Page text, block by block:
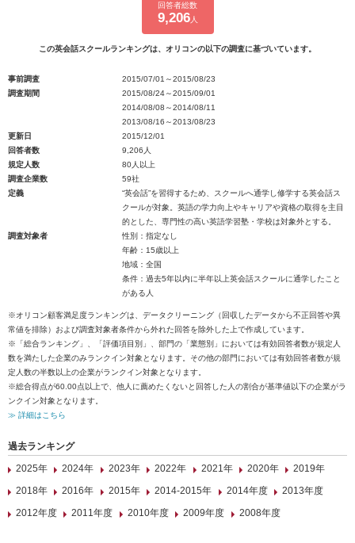
回答者総数
9,206人
この英会話スクールランキングは、オリコンの以下の調査に基づいています。
事前調査
2015/07/01～2015/08/23
調査期間
2015/08/24～2015/09/01
2014/08/08～2014/08/11
2013/08/16～2013/08/23
更新日
2015/12/01
回答者数
9,206人
規定人数
80人以上
調査企業数
59社
定義
“英会話”を習得するため、スクールへ通学し修学する英会話ス
クールが対象。英語の学力向上やキャリアや資格の取得を主目
的とした、専門性の高い英語学習塾・学校は対象外とする。
調査対象者
性別：指定なし
年齢：15歳以上
地域：全国
条件：過去5年以内に半年以上英会話スクールに通学したこと
がある人
※オリコン顧客満足度ランキングは、データクリーニング（回収したデータから不正回答や異
常値を排除）および調査対象者条件から外れた回答を除外した上で作成しています。
※「総合ランキング」、「評価項目別」、部門の「業態別」においては有効回答者数が規定人
数を満たした企業のみランクイン対象となります。その他の部門においては有効回答者数が規
定人数の半数以上の企業がランクイン対象となります。
※総合得点が60.00点以上で、他人に薦めたくないと回答した人の割合が基準値以下の企業がラ
ンクイン対象となります。
≫ 詳細はこちら
過去ランキング
2025年
2024年 2023年 2022年 2021年 2020年
2019年
2018年
2016年 2015年 2014-2015年 2014年度
2013年度
2012年度
2011年度 2010年度 2009年度 2008年度